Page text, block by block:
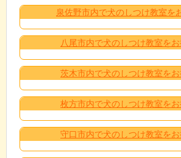
泉佐野市内で犬のしつけ教室を
八尾市内で犬のしつけ教室を
茨木市内で犬のしつけ教室を
枚方市内で犬のしつけ教室を
守口市内で犬のしつけ教室を